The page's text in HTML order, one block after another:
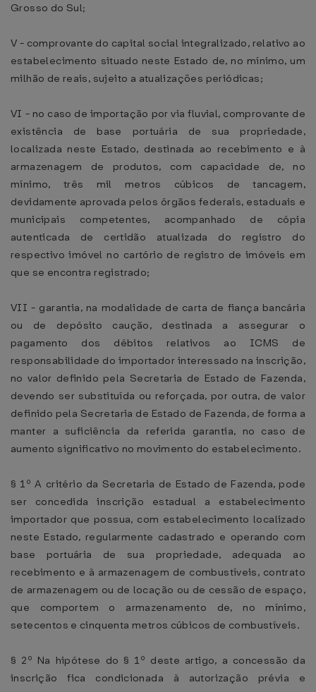
Grosso do Sul;
V - comprovante do capital social integralizado, relativo ao
estabelecimento situado neste Estado de, no mínimo, um
milhão de reais, sujeito a atualizações periódicas;
VI - no caso de importação por via fluvial, comprovante de
existência de base portuária de sua propriedade,
localizada neste Estado, destinada ao recebimento e à
armazenagem de produtos, com capacidade de, no
mínimo, três mil metros cúbicos de tancagem,
devidamente aprovada pelos órgãos federais, estaduais e
municipais competentes, acompanhado de cópia
autenticada de certidão atualizada do registro do
respectivo imóvel no cartório de registro de imóveis em
que se encontra registrado;
VII - garantia, na modalidade de carta de fiança bancária
ou de depósito caução, destinada a assegurar o
pagamento dos débitos relativos ao ICMS de
responsabilidade do importador interessado na inscrição,
no valor definido pela Secretaria de Estado de Fazenda,
devendo ser substituída ou reforçada, por outra, de valor
definido pela Secretaria de Estado de Fazenda, de forma a
manter a suficiência da referida garantia, no caso de
aumento significativo no movimento do estabelecimento.
§ 1º A critério da Secretaria de Estado de Fazenda, pode
ser concedida inscrição estadual a estabelecimento
importador que possua, com estabelecimento localizado
neste Estado, regularmente cadastrado e operando com
base portuária de sua propriedade, adequada ao
recebimento e à armazenagem de combustíveis, contrato
de armazenagem ou de locação ou de cessão de espaço,
que comportem o armazenamento de, no mínimo,
setecentos e cinquenta metros cúbicos de combustíveis.
§ 2º Na hipótese do § 1º deste artigo, a concessão da
inscrição fica condicionada à autorização prévia e